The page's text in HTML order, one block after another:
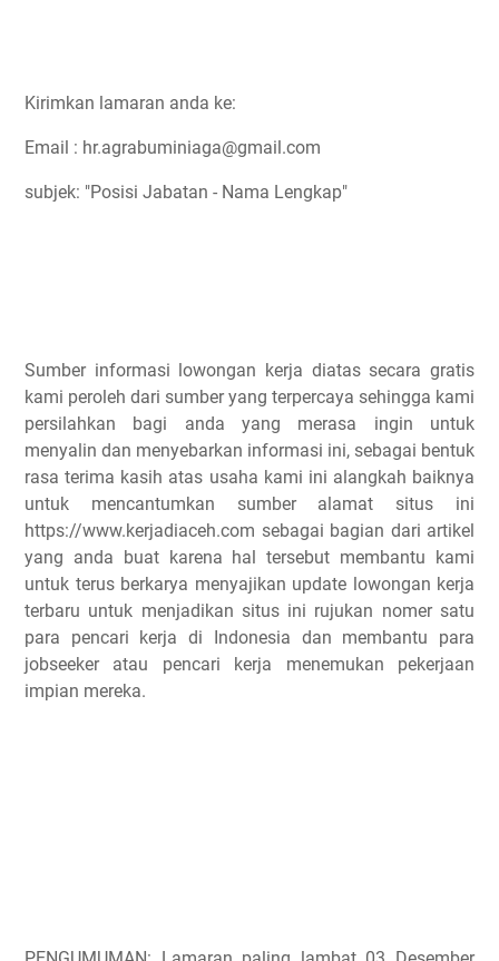
Kirimkan lamaran anda ke:
Email : hr.agrabuminiaga@gmail.com
subjek: "Posisi Jabatan - Nama Lengkap"
Sumber informasi lowongan kerja diatas secara gratis
kami peroleh dari sumber yang terpercaya sehingga kami
persilahkan bagi anda yang merasa ingin untuk
menyalin dan menyebarkan informasi ini, sebagai bentuk
rasa terima kasih atas usaha kami ini alangkah baiknya
untuk mencantumkan sumber alamat situs ini
https://www.kerjadiaceh.com sebagai bagian dari artikel
yang anda buat karena hal tersebut membantu kami
untuk terus berkarya menyajikan update lowongan kerja
terbaru untuk menjadikan situs ini rujukan nomer satu
para pencari kerja di Indonesia dan membantu para
jobseeker atau pencari kerja menemukan pekerjaan
impian mereka.